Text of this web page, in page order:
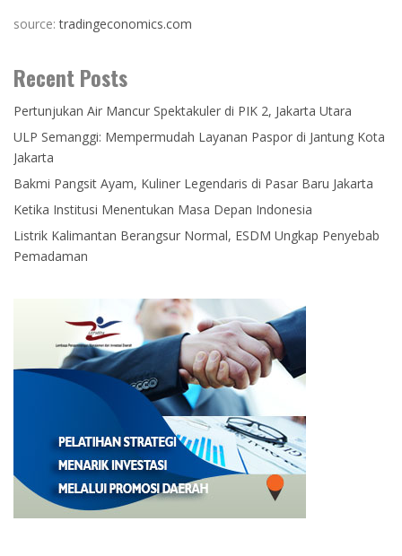
source:tradingeconomics.com
Recent Posts
Pertunjukan Air Mancur Spektakuler di PIK 2, Jakarta Utara
ULP Semanggi: Mempermudah Layanan Paspor di Jantung Kota
Jakarta
Bakmi Pangsit Ayam, Kuliner Legendaris di Pasar Baru Jakarta
Ketika Institusi Menentukan Masa Depan Indonesia
Listrik Kalimantan Berangsur Normal, ESDM Ungkap Penyebab
Pemadaman